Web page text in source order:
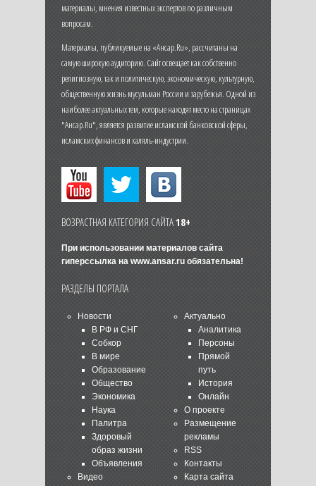
материалы, мнения известных экспертов по различным
вопросам.
Материалы, публикуемые на «Ансар.Ru», рассчитаны на
самую широкую аудиторию. Сайт освещает как собственно
религиозную, так и политическую, экономическую, культурную,
общественную жизнь мусульман России и зарубежья. Одной из
наиболее актуальных тем, которые находят место на страницах
"Ансар.Ru", является развитие исламской банковской сферы,
исламских финансов и халяль-индустрии.
ВОЗРАСТНАЯ КАТЕГОРИЯ САЙТА18+
При использовании материалов сайта
гиперссылка на www.ansar.ruобязательна!
РАЗДЕЛЫ ПОРТАЛА
Новости
В РФ и СНГ
Собкор
В мире
Образование
Общество
Экономика
Наука
Палитра
Здоровый
образ жизни
Объявления
Видео
Актуально
Аналитика
Персоны
Прямой
путь
История
Онлайн
О проекте
Размещение
рекламы
RSS
Контакты
Карта сайта